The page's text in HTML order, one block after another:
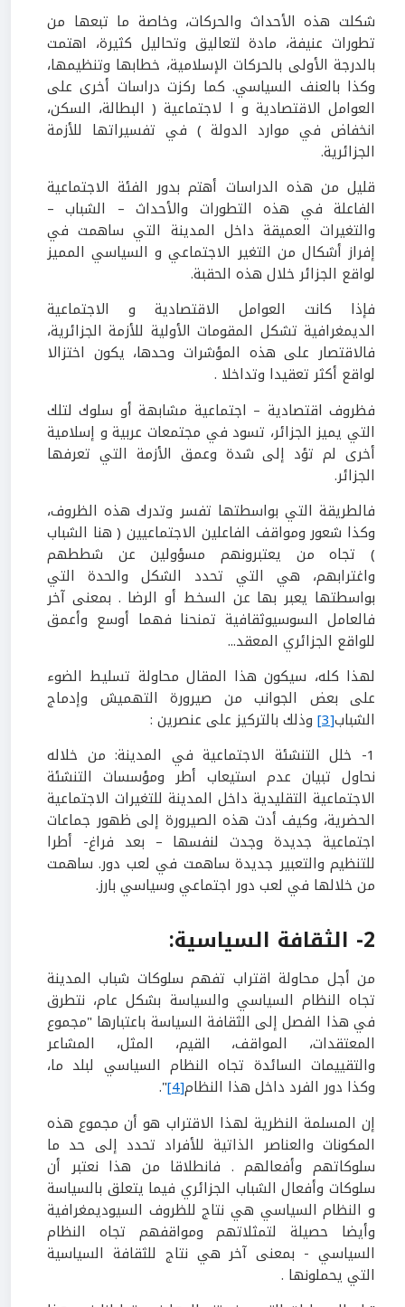
شكلت هذه الأحداث والحركات، وخاصة ما تبعها من
تطورات عنيفة، مادة لتعاليق وتحاليل كثيرة، اهتمت
بالدرجة الأولى بالحركات الإسلامية، خطابها وتنظيمها،
وكذا بالعنف السياسي. كما ركزت دراسات أخرى على
العوامل الاقتصادية و ا لاجتماعية ( البطالة، السكن،
انخفاض في موارد الدولة ) في تفسيراتها للأزمة
الجزائرية.
قليل من هذه الدراسات أهتم بدور الفئة الاجتماعية
الفاعلة في هذه التطورات والأحداث – الشباب –
والتغيرات العميقة داخل المدينة التي ساهمت في
إفراز أشكال من التغير الاجتماعي و السياسي المميز
لواقع الجزائر خلال هذه الحقبة.
فإذا كانت العوامل الاقتصادية و الاجتماعية
الديمغرافية تشكل المقومات الأولية للأزمة الجزائرية،
فالاقتصار على هذه المؤشرات وحدها، يكون اختزالا
لواقع أكثر تعقيدا وتداخلا .
فظروف اقتصادية – اجتماعية مشابهة أو سلوك لتلك
التي يميز الجزائر، تسود في مجتمعات عربية و إسلامية
أخرى لم تؤد إلى شدة وعمق الأزمة التي تعرفها
الجزائر.
فالطريقة التي بواسطتها تفسر وتدرك هذه الظروف،
وكذا شعور ومواقف الفاعلين الاجتماعيين ( هنا الشباب
) تجاه من يعتبرونهم مسؤولين عن شططهم
واغترابهم، هي التي تحدد الشكل والحدة التي
بواسطتها يعبر بها عن السخط أو الرضا . بمعنى آخر
فالعامل السوسيوثقافية تمنحنا فهما أوسع وأعمق
للواقع الجزائري المعقد...
لهذا كله، سيكون هذا المقال محاولة تسليط الضوء
على بعض الجوانب من صيرورة التهميش وإدماج
الشباب[3]
وذلك بالتركيز على عنصرين :
1- خلل التنشئة الاجتماعية في المدينة: من خلاله
نحاول تبيان عدم استيعاب أطر ومؤسسات التنشئة
الاجتماعية التقليدية داخل المدينة للتغيرات الاجتماعية
الحضرية، وكيف أدت هذه الصيرورة إلى ظهور جماعات
اجتماعية جديدة وجدت لنفسها – بعد فراغ- أطرا
للتنظيم والتعبير جديدة ساهمت في لعب دور. ساهمت
من خلالها في لعب دور اجتماعي وسياسي بارز.
2- الثقافة السياسية:
من أجل محاولة اقتراب تفهم سلوكات شباب المدينة
تجاه النظام السياسي والسياسة بشكل عام، نتطرق
في هذا الفصل إلى الثقافة السياسة باعتبارها "مجموع
المعتقدات، المواقف، القيم، المثل، المشاعر
والتقييمات السائدة تجاه النظام السياسي لبلد ما،
وكذا دور الفرد داخل هذا النظام[4]
".
إن المسلمة النظرية لهذا الاقتراب هو أن مجموع هذه
المكونات والعناصر الذاتية للأفراد تحدد إلى حد ما
سلوكاتهم وأفعالهم . فانطلاقا من هذا نعتبر أن
سلوكات وأفعال الشباب الجزائري فيما يتعلق بالسياسة
و النظام السياسي هي نتاج للظروف السيوديمغرافية
وأيضا حصيلة لتمثلاتهم ومواقفهم تجاه النظام
السياسي - بمعنى آخر هي نتاج للثقافة السياسية
التي يحملونها .